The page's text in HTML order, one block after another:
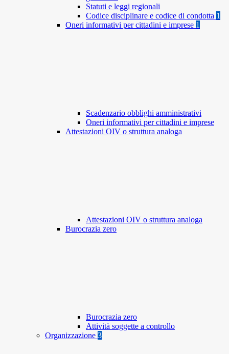
Statuti e leggi regionali
Codice disciplinare e codice di condotta 1
Oneri informativi per cittadini e imprese 1
Scadenzario obblighi amministrativi
Oneri informativi per cittadini e imprese
Attestazioni OIV o struttura analoga
Attestazioni OIV o struttura analoga
Burocrazia zero
Burocrazia zero
Attività soggette a controllo
Organizzazione 3